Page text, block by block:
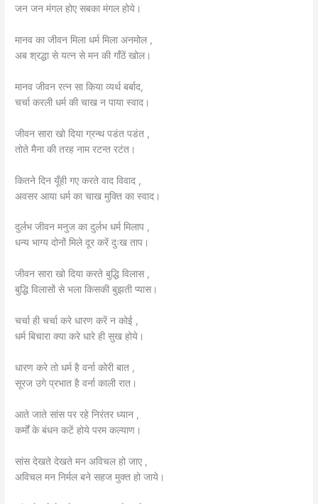
जन जन मंगल होए सबका मंगल होये।
मानव का जीवन मिला धर्म मिला अनमोल ,
अब श्रद्धा से यत्न से मन की गाँठें खोल।
मानव जीवन रत्न सा किया व्यर्थ बर्बाद,
चर्चा करली धर्म की चाख न पाया स्वाद।
जीवन सारा खो दिया ग्रन्थ पडंत पडंत ,
तोते मैना की तरह नाम रटन्त रटंत।
कितने दिन यूँही गए करते वाद विवाद ,
अवसर आया धर्म का चाख मुक्ति का स्वाद।
दुर्लभ जीवन मनुज का दुर्लभ धर्म मिलाप ,
धन्य भाग्य दोनों मिले दूर करें दुःख ताप।
जीवन सारा खो दिया करते बुद्धि विलास ,
बुद्धि विलासों से भला किसकी बुझती प्यास।
चर्चा ही चर्चा करे धारण करें न कोई ,
धर्म बिचारा क्या करे धारे ही सुख होये।
धारण करे तो धर्म है वर्ना कोरी बात ,
सूरज उगे प्रभात है वर्ना काली रात।
आते जाते सांस पर रहे निरंतर ध्यान ,
कर्मों के बंधन कटें होये परम कल्याण।
सांस देखते देखते मन अविचल हो जाए ,
अविचल मन निर्मल बने सहज मुक्त हो जाये।